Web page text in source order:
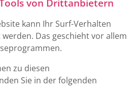
von Dritt­anbietern
kann Ihr Surf-Verhalten
Das geschieht vor allem
zu diesen
Sie in der folgenden